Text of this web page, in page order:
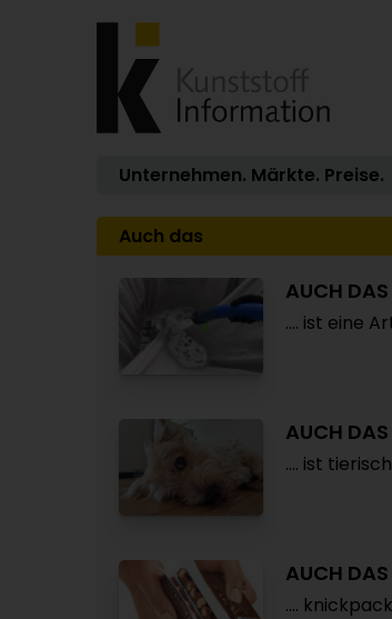
Unternehmen. Märkte. Preise.
Auch das
AUCH DAS
.... ist eine
AUCH DAS
.... ist
AUCH DAS
....